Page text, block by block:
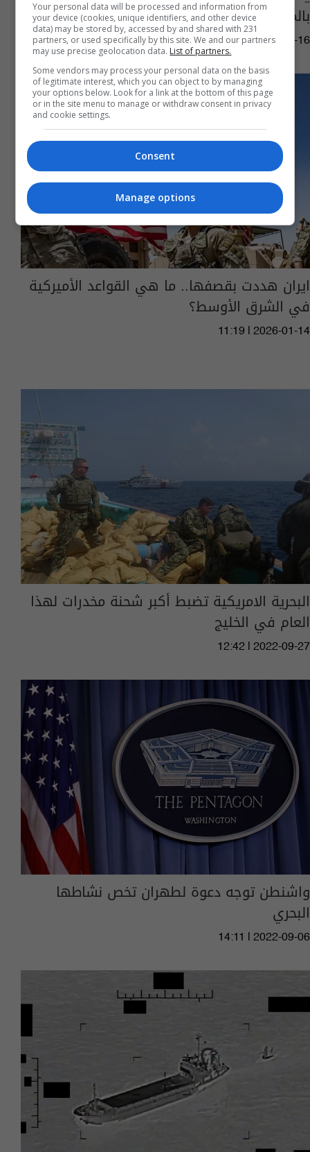
بالمنطقة والغام بحرية ايرانية
06:05 | 2026-02-16
ايران هددت بقصفها.. ما هي القواعد الأميركية
في الشرق الأوسط؟
11:19 | 2026-01-14
البحرية الامريكية تضبط أكبر شحنة مخدرات لهذا
العام في الخليج
12:42 | 2022-09-27
واشنطن توجه دعوة لطهران تخص نشاطها
البحري
14:11 | 2022-09-06
Your personal data will be processed and information from
your device (cookies, unique identifiers, and other device
data) may be stored by, accessed by and shared with 231
partners, or used specifically by this site. We and our partners
may use precise geolocation data. List of partners.
Some vendors may process your personal data on the basis
of legitimate interest, which you can object to by managing
your options below. Look for a link at the bottom of this page
or in the site menu to manage or withdraw consent in privacy
and cookie settings.
Consent
Manage options